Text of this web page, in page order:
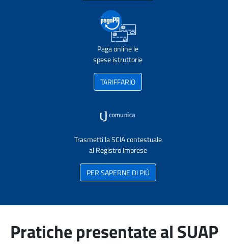
Paga online le
spese istruttorie
TARIFFARIO
Trasmetti la SCIA contestuale
al Registro Imprese
PER SAPERNE DI PIÙ
Pratiche presentate al SUAP